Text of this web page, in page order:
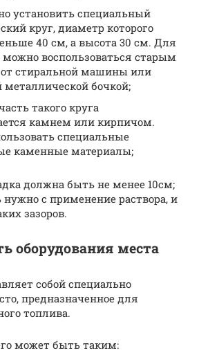
установить специальный
круг, диаметр которого
40 см, а высота 30 см. Для
можно воспользоваться старым
стиральной машины или
металлической бочкой;
такого круга
камнем или кирпичом.
специальные
каменные материалы;
должна быть не менее 10см;
с применение раствора, и
зазоров.
оборудования места
собой специально
предназначенное для
топлива.
может быть таким: